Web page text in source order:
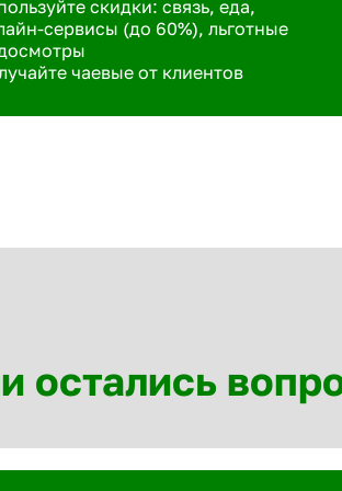
скидки: связь, еда,
сервисы (до 60%), льготные
чаевые от клиентов
остались